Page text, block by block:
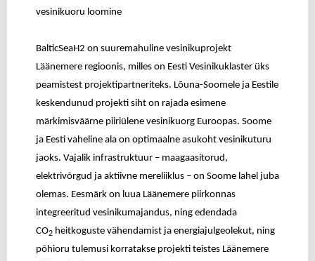
vesinikuoru loomine
BalticSeaH2 on suuremahuline vesinikuprojekt
Läänemere regioonis, milles on Eesti Vesinikuklaster üks
peamistest projektipartneriteks. Lõuna-Soomele ja Eestile
keskendunud projekti siht on rajada esimene
märkimisväärne piiriülene vesinikuorg Euroopas. Soome
ja Eesti vaheline ala on optimaalne asukoht vesinikuturu
jaoks. Vajalik infrastruktuur – maagaasitorud,
elektrivõrgud ja aktiivne mereliiklus – on Soome lahel juba
olemas. Eesmärk on luua Läänemere piirkonnas
integreeritud vesinikumajandus, ning edendada
CO2heitkoguste vähendamist ja energiajulgeolekut, ning
põhioru tulemusi korratakse projekti teistes Läänemere